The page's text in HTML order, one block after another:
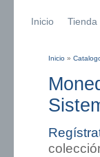
Inicio Tienda
Inicio »